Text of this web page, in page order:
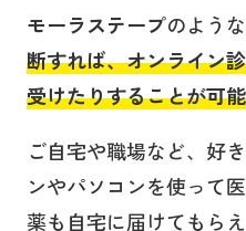
モーラステープのよう
断すれば、オンライン
受けたりすることが可能
ご自宅や職場など、好
ンやパソコンを使って
薬も自宅に届けてもら